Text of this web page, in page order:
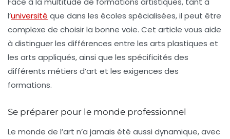
l’université que dans les écoles spécialisées, il peut être
complexe de choisir la bonne voie. Cet article vous aide
à distinguer les différences entre les arts plastiques et
les arts appliqués, ainsi que les spécificités des
différents métiers d’art et les exigences des
formations.
Se préparer pour le monde professionnel
Le monde de l’art n’a jamais été aussi dynamique, avec